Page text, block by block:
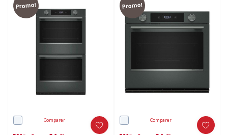
Promo!
Comparer
Promo!
Comparer